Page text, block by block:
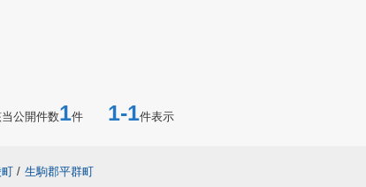
公開件数1件 1-1件表示
/ 生駒郡平群町